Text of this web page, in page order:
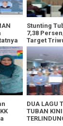
Stunting
7,38
Target
DUA LAGU
TUBAN KINI